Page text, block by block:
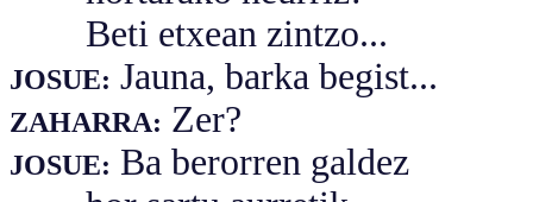
Beti etxean zintzo...
JOSUE: Jauna, barka begist...
ZAHARRA: Zer?
JOSUE: Ba berorren galdez